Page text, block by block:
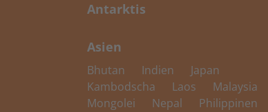
Antarktis
Asien
Bhutan Indien
Japan
Kambodscha
Laos
Malaysia
Mongolei
Nepal Philippinen